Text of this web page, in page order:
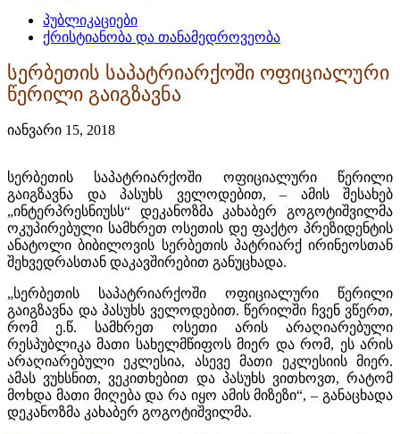
პუბლიკაციები
ქრისტიანობა და თანამედროვეობა
სერბეთის საპატრიარქოში ოფიციალური
წერილი გაიგზავნა
იანვარი 15, 2018
სერბეთის საპატრიარქოში ოფიციალური წერილი
გაიგზავნა და პასუხს ველოდებით, – ამის შესახებ
„ინტერპრესნიუსს“ დეკანოზმა კახაბერ გოგოტიშვილმა
ოკუპირებული სამხრეთ ოსეთის დე ფაქტო პრეზიდენტის
ანატოლი ბიბილოვის სერბეთის პატრიარქ ირინეოსთან
შეხვედრასთან დაკავშირებით განუცხადა.
„სერბეთის საპატრიარქოში ოფიციალური წერილი
გაიგზავნა და პასუხს ველოდებით. წერილში ჩვენ ვწერთ,
რომ ე.წ. სამხრეთ ოსეთი არის არაღიარებული
რესპუბლიკა მათი სახელმწიფოს მიერ და რომ, ეს არის
არაღიარებული ეკლესია, ასევე მათი ეკლესიის მიერ.
ამას ვუხსნით, ვეკითხებით და პასუხს ვითხოვთ, რატომ
მოხდა მათი მიღება და რა იყო ამის მიზეზი“, – განაცხადა
დეკანოზმა კახაბერ გოგოტიშვილმა.